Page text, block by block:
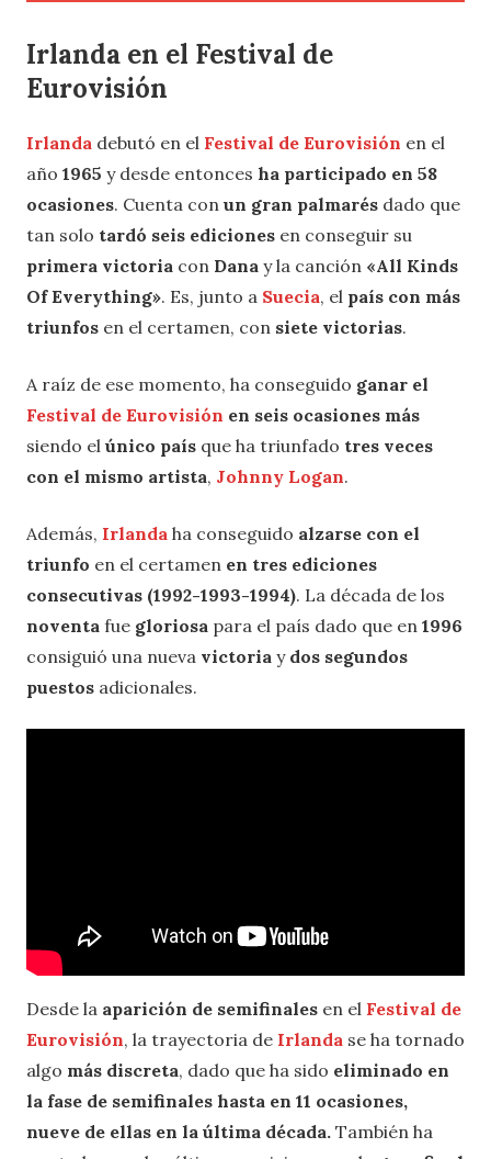
Irlanda en el Festival de
Eurovisión
Irlanda debutó en el Festival de Eurovisión en el
año 1965 y desde entonces ha participado en 58
ocasiones. Cuenta con un gran palmarés dado que
tan solo tardó seis ediciones en conseguir su
primera victoria con Dana y la canción «All Kinds
Of Everything». Es, junto a Suecia, el país con más
triunfos en el certamen, con siete victorias.
A raíz de ese momento, ha conseguido ganar el
Festival de Eurovisión en seis ocasiones más
siendo el único país que ha triunfado tres veces
con el mismo artista, Johnny Logan.
Además, Irlanda ha conseguido alzarse con el
triunfo en el certamen en tres ediciones
consecutivas (1992-1993-1994). La década de los
noventa fue gloriosa para el país dado que en 1996
consiguió una nueva victoria y dos segundos
puestos adicionales.
Desde la aparición de semifinales en el Festival de
Eurovisión, la trayectoria de Irlanda se ha tornado
algo más discreta, dado que ha sido eliminado en
la fase de semifinales hasta en 11 ocasiones,
nueve de ellas en la última década. También ha